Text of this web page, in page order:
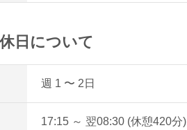
日について
週 1 〜 2 日
17:15 ～ 翌08:30 (休憩420分)